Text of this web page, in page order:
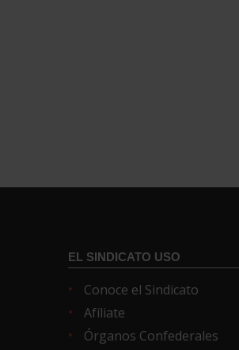
EL SINDICATO USO
Conoce el Sindicato
Afíliate
Órganos Confederales